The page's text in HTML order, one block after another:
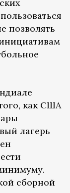
позволять
как США
лагерь
сборной